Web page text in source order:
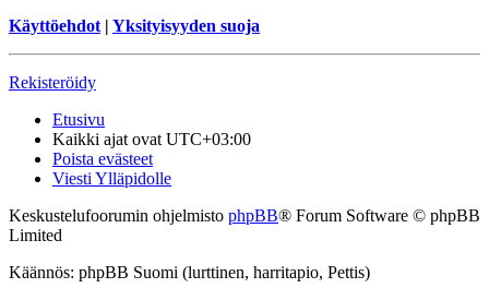
Käyttöehdot | Yksityisyyden suoja
Rekisteröidy
Etusivu
Kaikki ajat ovat UTC+03:00
Poista evästeet
Viesti Ylläpidolle
Keskustelufoorumin ohjelmisto phpBB® Forum Software © phpBB
Limited
Käännös: phpBB Suomi (lurttinen, harritapio, Pettis)